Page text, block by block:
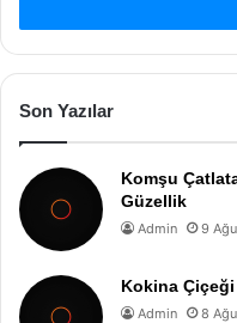
Son Yazılar
Komşu
Güzellik
Admin 9
Kokina Çiçeği
Admin 8